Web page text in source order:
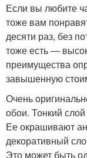
Если вы любите
тоже вам
десяти раз, без
тоже есть —
преимущества
завышенную
Очень
обои. Тонкий
Ее окрашивают
декоративный
Это может быть